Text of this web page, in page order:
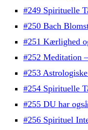
#249 Spirituelle
#250 Bach
#251 Kærlighed
#252 Meditation
#253
#254 Spirituelle
#255 DU har
#256 Spirituel